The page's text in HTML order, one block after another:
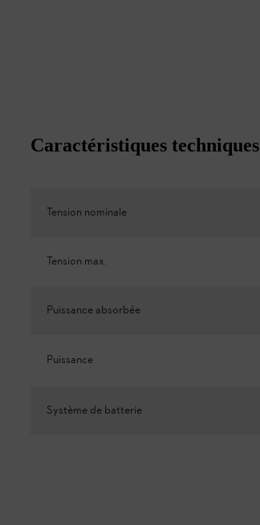
Caractéristiques techniques
Tension nominale
Tension max.
Puissance absorbée
Puissance
Système de batterie